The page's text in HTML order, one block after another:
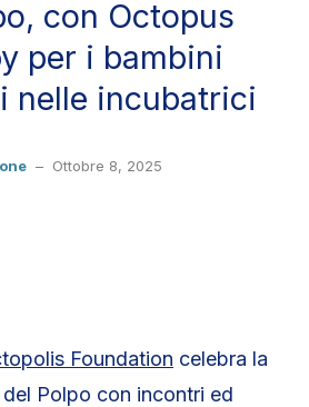
con Octopus
per i bambini
nelle incubatrici
– Ottobre 8, 2025
Foundation celebra la
Polpo con incontri ed